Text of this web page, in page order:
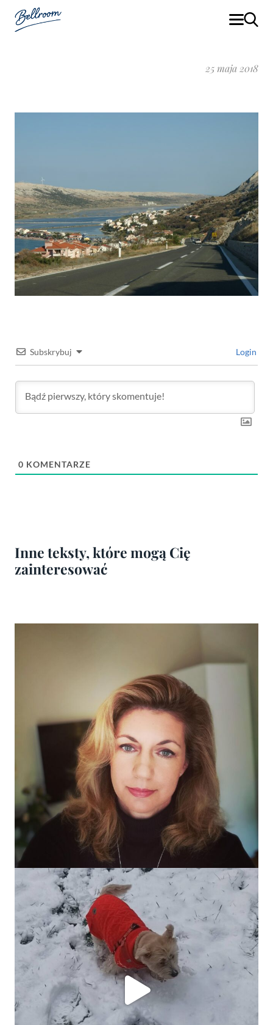
25 maja 2018
Subskrybuj Login
0 KOMENTARZE
Inne teksty, które mogą Cię
zainteresować